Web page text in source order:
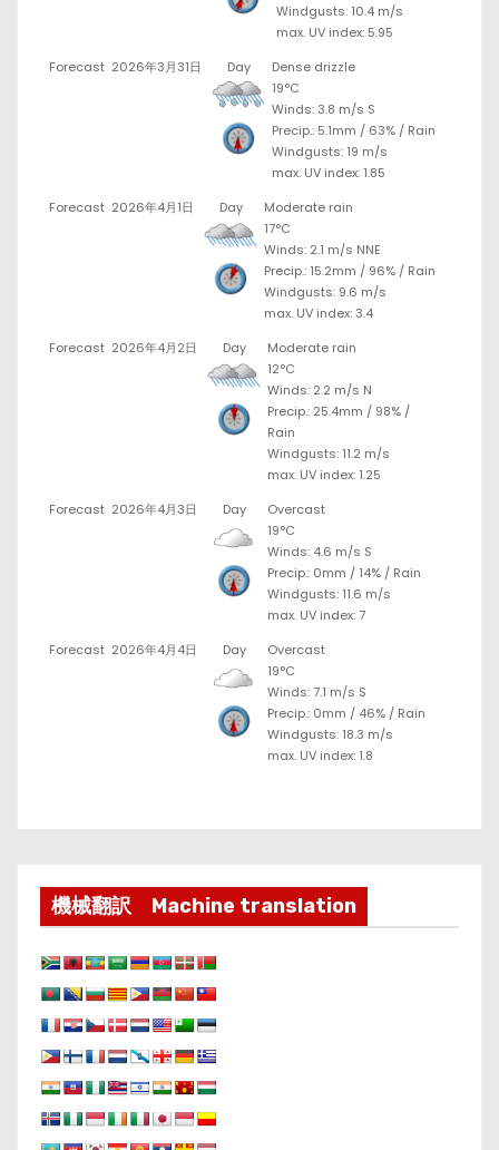
Windgusts: 10.4 m/s
max. UV index: 5.95
Forecast 2026年3月31日 Day
Dense drizzle
19°C
Winds: 3.8 m/s S
Precip.: 5.1mm / 63% / Rain
Windgusts: 19 m/s
max. UV index: 1.85
Forecast 2026年4月1日 Day
Moderate rain
17°C
Winds: 2.1 m/s NNE
Precip.: 15.2mm / 96% / Rain
Windgusts: 9.6 m/s
max. UV index: 3.4
Forecast 2026年4月2日 Day
Moderate rain
12°C
Winds: 2.2 m/s N
Precip.: 25.4mm / 98% /
Rain
Windgusts: 11.2 m/s
max. UV index: 1.25
Forecast 2026年4月3日 Day
Overcast
19°C
Winds: 4.6 m/s S
Precip.: 0mm / 14% / Rain
Windgusts: 11.6 m/s
max. UV index: 7
Forecast 2026年4月4日 Day
Overcast
19°C
Winds: 7.1 m/s S
Precip.: 0mm / 46% / Rain
Windgusts: 18.3 m/s
max. UV index: 1.8
機械翻訳 Machine translation